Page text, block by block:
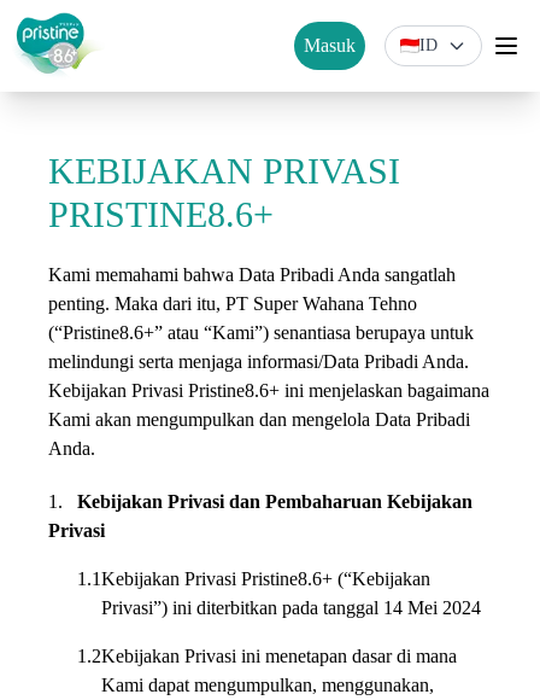
Masuk ID
KEBIJAKAN PRIVASI
PRISTINE8.6+
Kami memahami bahwa Data Pribadi Anda sangatlah
penting. Maka dari itu, PT Super Wahana Tehno
(“Pristine8.6+” atau “Kami”) senantiasa berupaya untuk
melindungi serta menjaga informasi/Data Pribadi Anda.
Kebijakan Privasi Pristine8.6+ ini menjelaskan bagaimana
Kami akan mengumpulkan dan mengelola Data Pribadi
Anda.
1.
Kebijakan Privasi dan Pembaharuan Kebijakan
Privasi
1.1Kebijakan Privasi Pristine8.6+ (“Kebijakan
Privasi”) ini diterbitkan pada tanggal 14 Mei 2024
1.2Kebijakan Privasi ini menetapan dasar di mana
Kami dapat mengumpulkan, menggunakan,